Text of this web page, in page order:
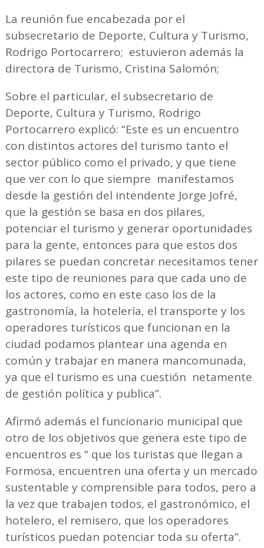
La reunión fue encabezada por el
subsecretario de Deporte, Cultura y Turismo,
Rodrigo Portocarrero; estuvieron además la
directora de Turismo, Cristina Salomón;
Sobre el particular, el subsecretario de
Deporte, Cultura y Turismo, Rodrigo
Portocarrero explicó: “Este es un encuentro
con distintos actores del turismo tanto el
sector público como el privado, y que tiene
que ver con lo que siempre manifestamos
desde la gestión del intendente Jorge Jofré,
que la gestión se basa en dos pilares,
potenciar el turismo y generar oportunidades
para la gente, entonces para que estos dos
pilares se puedan concretar necesitamos tener
este tipo de reuniones para que cada uno de
los actores, como en este caso los de la
gastronomía, la hotelería, el transporte y los
operadores turísticos que funcionan en la
ciudad podamos plantear una agenda en
común y trabajar en manera mancomunada,
ya que el turismo es una cuestión netamente
de gestión política y publica”.
Afirmó además el funcionario municipal que
otro de los objetivos que genera este tipo de
encuentros es “ que los turistas que llegan a
Formosa, encuentren una oferta y un mercado
sustentable y comprensible para todos, pero a
la vez que trabajen todos, el gastronómico, el
hotelero, el remisero, que los operadores
turísticos puedan potenciar toda su oferta”.